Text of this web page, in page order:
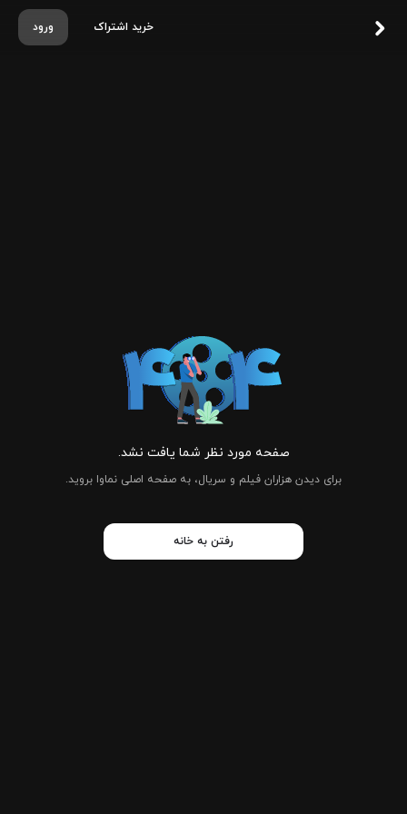
ورود خرید اشتراک
صفحه مورد نظر شما یافت نشد.
برای دیدن هزاران فیلم و سریال، به صفحه اصلی نماوا بروید.
رفتن به خانه